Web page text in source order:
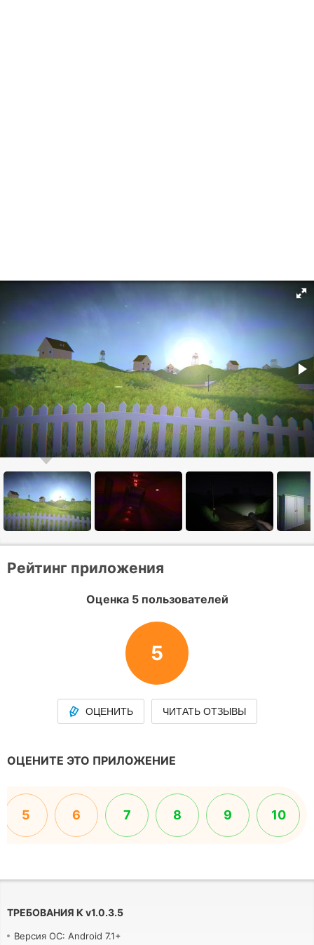
Рейтинг приложения
Оценка 5 пользователей
5
ОЦЕНИТЬ ЧИТАТЬ ОТЗЫВЫ
ОЦЕНИТЕ ЭТО ПРИЛОЖЕНИЕ
5 6 7 8 9 10
ТРЕБОВАНИЯ К v1.0.3.5
Версия ОС: Android 7.1+